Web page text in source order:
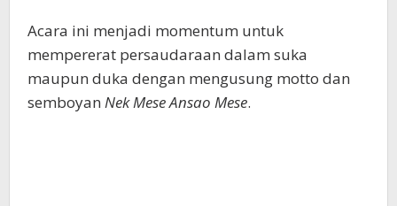
Acara ini menjadi momentum untuk
mempererat persaudaraan dalam suka
maupun duka dengan mengusung motto dan
semboyan Nek Mese Ansao Mese.